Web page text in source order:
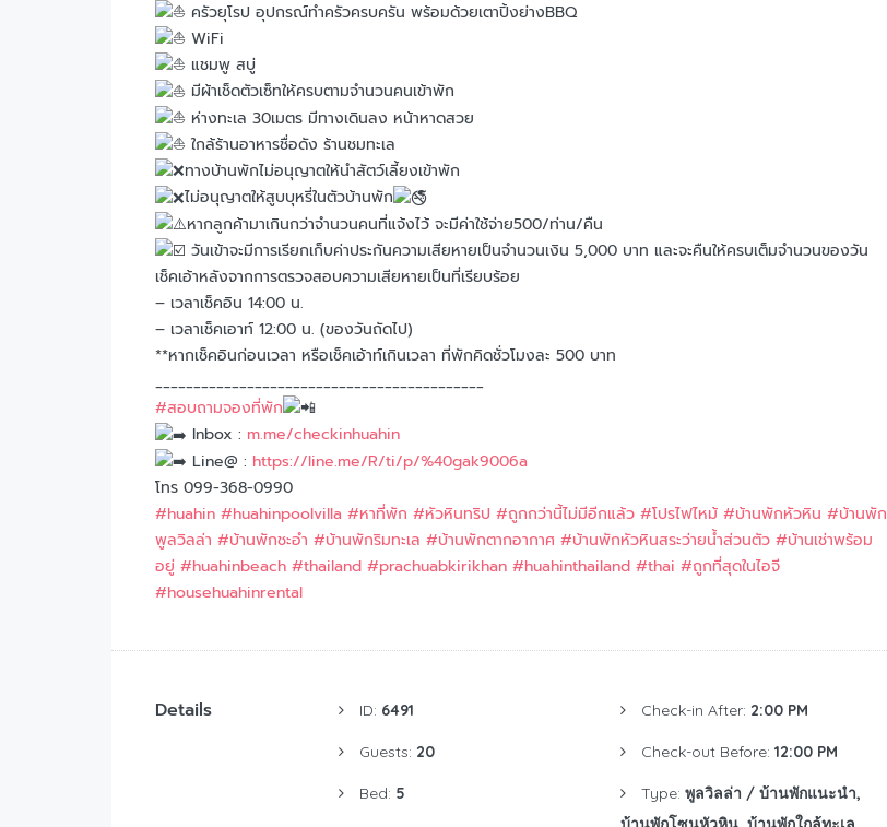
ครัวยุโรป อุปกรณ์ทำครัวครบครัน พร้อมด้วยเตาปิ้งย่างBBQ
WiFi
แชมพู สบู่
มีผ้าเช็ดตัวเซ็ทให้ครบตามจำนวนคนเข้าพัก
ห่างทะเล 30เมตร มีทางเดินลง หน้าหาดสวย
ใกล้ร้านอาหารชื่อดัง ร้านชมทะเล
ทางบ้านพักไม่อนุญาตให้นำสัตว์เลี้ยงเข้าพัก
ไม่อนุญาตให้สูบบุหรี่ในตัวบ้านพัก
หากลูกค้ามาเกินกว่าจำนวนคนที่แจ้งไว้ จะมีค่าใช้จ่าย500/ท่าน/คืน
วันเข้าจะมีการเรียกเก็บค่าประกันความเสียหายเป็นจำนวนเงิน 5,000 บาท และจะคืนให้ครบเต็มจำนวนของวัน
เช็คเอ้าหลังจากการตรวจสอบความเสียหายเป็นที่เรียบร้อย
– เวลาเช็คอิน 14:00 น.
– เวลาเช็คเอาท์ 12:00 น. (ของวันถัดไป)
**หากเช็คอินก่อนเวลา หรือเช็คเอ้าท์เกินเวลา ที่พักคิดชั่วโมงละ 500 บาท
___________________________________________
#สอบถามจองที่พัก
Inbox : m.me/checkinhuahin
Line@ : https://line.me/R/ti/p/%40gak9006a
โทร 099-368-0990
#huahin #huahinpoolvilla #หาที่พัก #หัวหินทริป #ถูกกว่านี้ไม่มีอีกแล้ว #โปรไฟไหม้ #บ้านพักหัวหิน #บ้านพัก
พูลวิลล่า #บ้านพักชะอำ #บ้านพักริมทะเล #บ้านพักตากอากาศ #บ้านพักหัวหินสระว่ายน้ำส่วนตัว #บ้านเช่าพร้อม
อยู่ #huahinbeach #thailand #prachuabkirikhan #huahinthailand #thai #ถูกที่สุดในไอจี
#househuahinrental
Details ID: 6491
Guests: 20
Bed: 5
Check-in After: 2:00 PM
Check-out Before: 12:00 PM
Type: พูลวิลล่า / บ้านพักแนะนำ,